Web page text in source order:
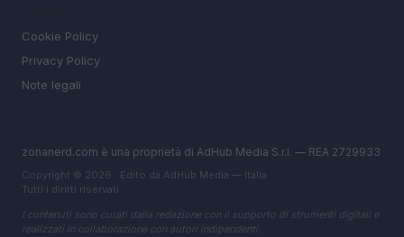
Cookie Policy
Privacy Policy
Note legali
zonanerd.com è una proprietà di AdHub Media S.r.l. — REA 2729933
Copyright © 2026 · Edito da AdHub Media — Italia
Tutti i diritti riservati
I contenuti sono curati dalla redazione con il supporto di strumenti digitali e
realizzati in collaborazione con autori indipendenti.